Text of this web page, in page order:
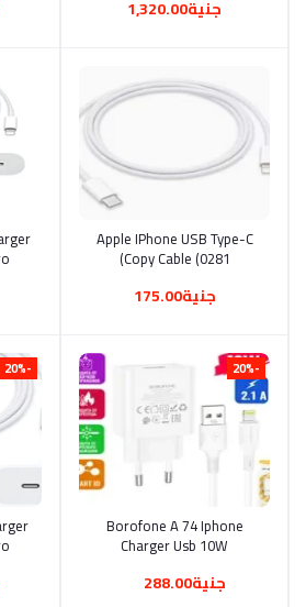
Charging Power Adapter
جنية1,320.00
أضف إلى السلة
Apple IPhone USB Type-C
Copy Cable (0281)
جنية175.00
-20%
أضف إلى السلة
Borofone A 74 Iphone
Charger Usb 10W
جنية288.00
-20%